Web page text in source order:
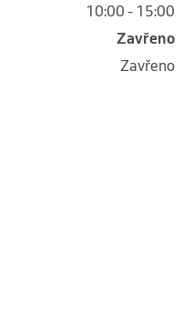
10:00 - 15:00
Zavřeno
Zavřeno